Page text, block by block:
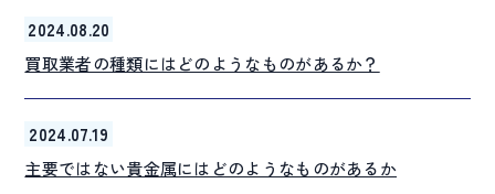
2024.08.20
買取業者の種類にはどのようなものがあるか？
2024.07.19
主要ではない貴金属にはどのようなものがあるか